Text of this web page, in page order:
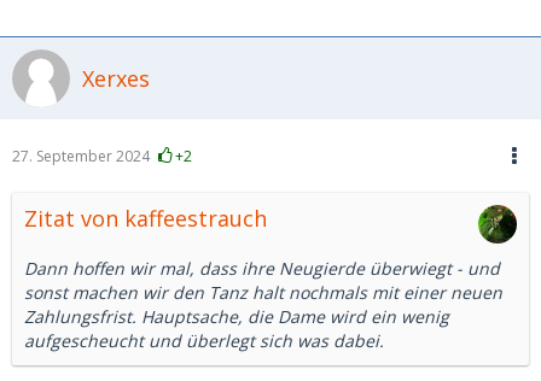
Xerxes
27. September 2024 +2
Zitat von kaffeestrauch
Dann hoffen wir mal, dass ihre Neugierde überwiegt - und
sonst machen wir den Tanz halt nochmals mit einer neuen
Zahlungsfrist. Hauptsache, die Dame wird ein wenig
aufgescheucht und überlegt sich was dabei.